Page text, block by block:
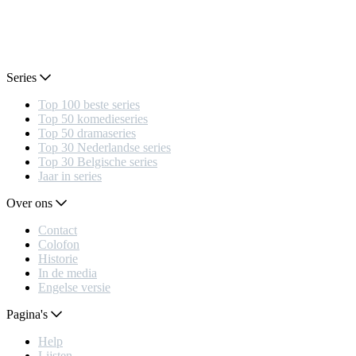
Series
Top 100 beste series
Top 50 komedieseries
Top 50 dramaseries
Top 30 Nederlandse series
Top 30 Belgische series
Jaar in series
Over ons
Contact
Colofon
Historie
In de media
Engelse versie
Pagina's
Help